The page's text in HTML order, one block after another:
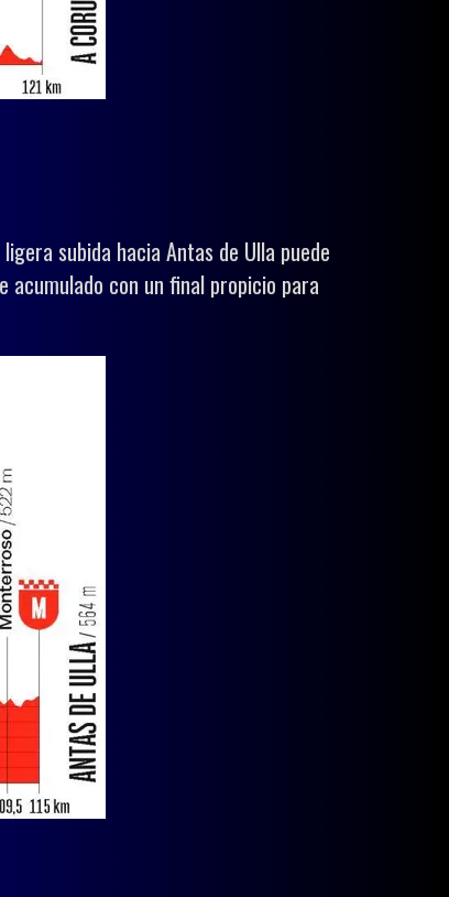
subida hacia Antas de Ulla puede
con un final propicio para